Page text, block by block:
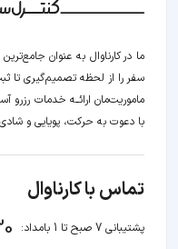
ما در کارناوال به عنوان
سفر را از لحظه‌ تصمیم‌گیری تا
ماموریت‌مان اراﺋــﻪ خدمات
با دعوت به حرکت، پویایی و
تماس با کارناوال
پشتیبانی 7 صبح تا 1 بامداد: